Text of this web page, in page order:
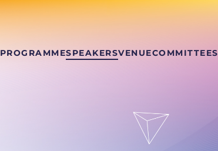
PROGRAMMESPEAKERSVENUECOMMITTEES